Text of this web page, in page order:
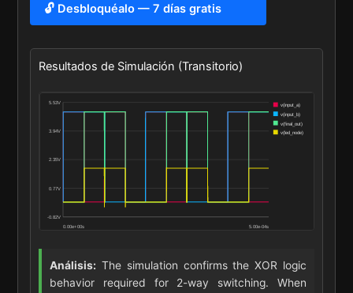
🔓 Desbloquéalo — 7 días gratis
Resultados de Simulación (Transitorio)
Análisis: The simulation confirms the XOR logic
behavior required for 2-way switching. When